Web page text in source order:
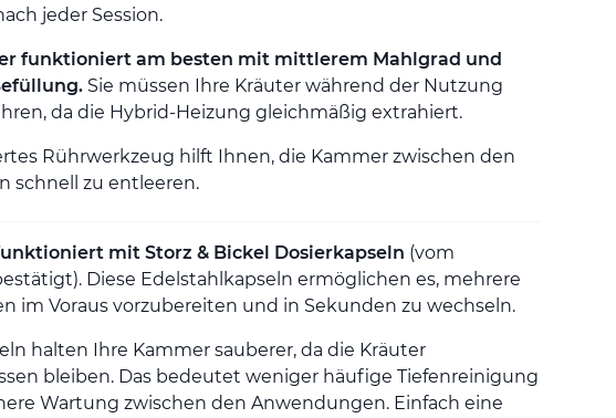
jeder Session.
funktioniert am besten mit mittlerem Mahlgrad und
Sie müssen Ihre Kräuter während der Nutzung
da die Hybrid-Heizung gleichmäßig extrahiert.
Rührwerkzeug hilft Ihnen, die Kammer zwischen den
schnell zu entleeren.
mit Storz & Bickel Dosierkapseln (vom
Diese Edelstahlkapseln ermöglichen es, mehrere
im Voraus vorzubereiten und in Sekunden zu wechseln.
halten Ihre Kammer sauberer, da die Kräuter
bleiben. Das bedeutet weniger häufige Tiefenreinigung
Wartung zwischen den Anwendungen. Einfach eine